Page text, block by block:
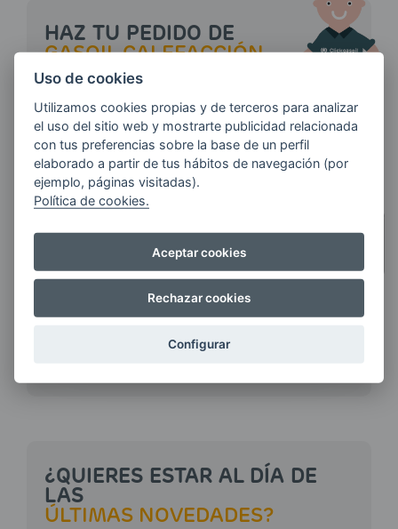
HAZ TU PEDIDO DE
GASOIL CALEFACCIÓN
CÓDIGO POSTAL / MUNICIPIO
CANTIDAD
CUANTOS MÁS LITROS
PIDAS,
¿QUIERES ESTAR AL DÍA DE
LAS
ÚLTIMAS NOVEDADES?
Uso de cookies
Utilizamos cookies propias y de terceros para analizar
el uso del sitio web y mostrarte publicidad relacionada
con tus preferencias sobre la base de un perfil
elaborado a partir de tus hábitos de navegación (por
ejemplo, páginas visitadas).
Política de cookies.
Aceptar cookies
Rechazar cookies
Configurar